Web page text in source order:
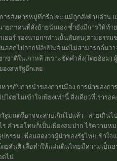
ารสังหารหมู่ที่กรือเซะ แม้ถูกสั่งย้ายด่ว
ายกฯคนที่สั่งย้ายนั่นเอง ซ้ำยังมีการให้ท้
ธอร์ รองนายกฯท่านนั้นสับสน(ตามธรรม
นออกไปจากฟิลิปปินส์ แต่ไม่สามารถลั่นว
ชาติในเกาหลี เพราะขัดคำสั่ง(โดยอ้อม
งสหรัฐอีกเลย
ารกับการนำของการเมือง การนำของกา
ไตยไม่เข้าใจเพียงเท่านี้ สิ่งเดียวที่เราร
มนตรีอาจจะสายเกินไปแล้ว - สายเกิน
คำขอโทษก็เป็นเพียงลมปาก ไร้ความ
ปธรรม เพื่อแสดงว่าผู้นำของรัฐไทยเข้า
ดยสันติ เพื่อทำให้แผ่นดินไทยมีความเป็น
ดไป